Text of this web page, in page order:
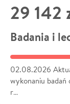
29 142
Badania i
02.08.2026
wykonaniu badań
r…